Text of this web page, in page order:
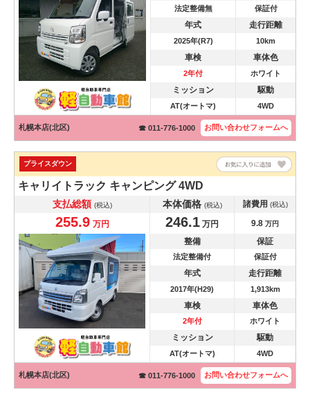
法定整備無 保証付
年式 走行距離
2025年(R7) 10km
車検 車体色
2年付 ホワイト
ミッション 駆動
AT(オートマ) 4WD
札幌本店(北区) ☎ 011-776-1000 お問い合わせフォームへ
プライスダウン
キャリイトラック キャンピング 4WD
支払総額 (税込) 本体価格 (税込) 諸費用 (税込)
255.9 万円 246.1 万円 9.8 万円
整備 保証
法定整備付 保証付
年式 走行距離
2017年(H29) 1,913km
車検 車体色
2年付 ホワイト
ミッション 駆動
AT(オートマ) 4WD
札幌本店(北区) ☎ 011-776-1000 お問い合わせフォームへ